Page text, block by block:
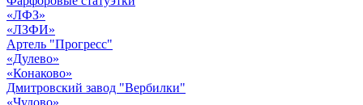
«ЛФЗ»
«ЛЗФИ»
Артель "Прогресс"
«Дулево»
«Конаково»
Дмитровский завод "Вербилки"
«Чудово»